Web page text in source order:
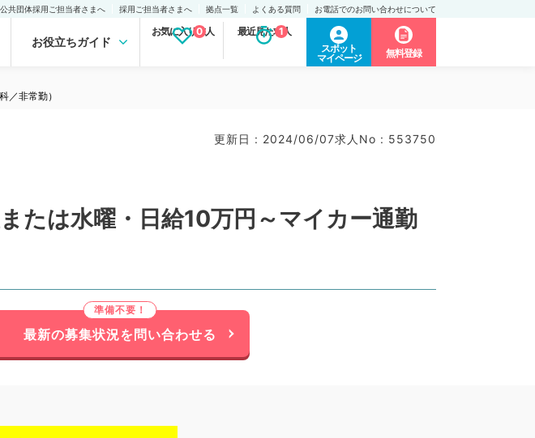
共団体採用ご担当者さまへ 採用ご担当者さまへ 拠点一覧 よくある質問 お電話でのお問い合わせについて
お役立ちガイド
お気に入り求人
0 最近見た求人
1
スポット
マイページ
無料登録
／非常勤）
更新日 : 2024/06/07求人No : 553750
たは水曜・日給10万円～マイカー通勤
最新の募集状況を問い合わせる